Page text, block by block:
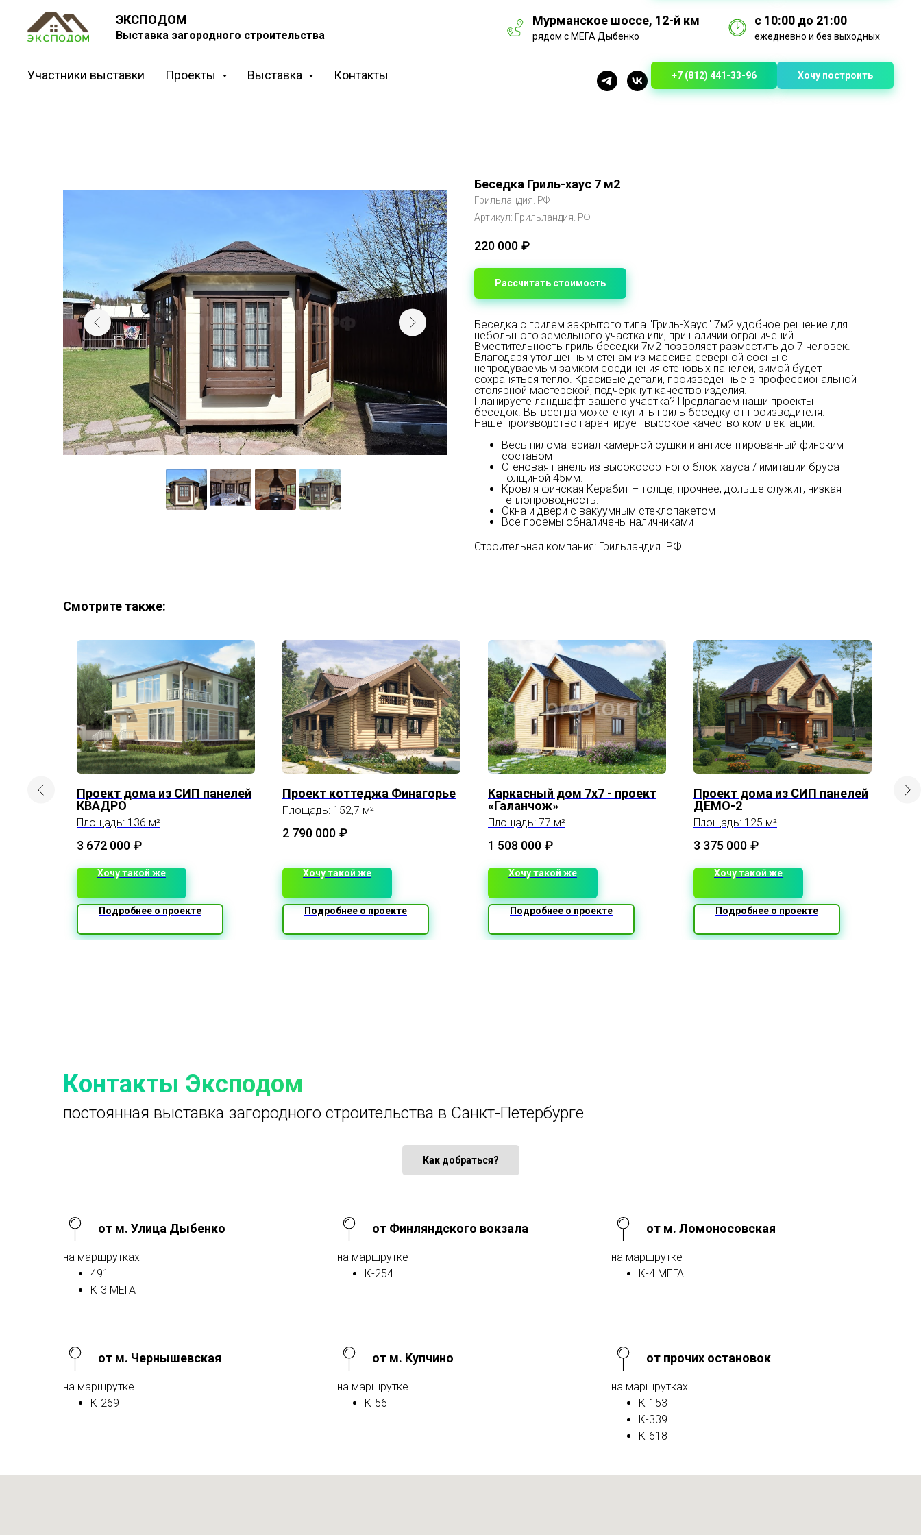
ЭКСПОДОМ
Выставка загородного строительства
Мурманское шоссе, 12-й км
рядом с МЕГА Дыбенко
с 10:00 до 21:00
ежедневно и без выходных
Участники выставки Проекты Выставка Контакты +7 (812) 441-33-96 Хочу построить
Беседка Гриль-хаус 7 м2
Грильландия. РФ
Артикул: Грильландия. РФ
220 000 ₽
Рассчитать стоимость
Беседка с грилем закрытого типа "Гриль-Хаус" 7м2 удобное решение для
небольшого земельного участка или, при наличии ограничений.
Вместительность гриль беседки 7м2 позволяет разместить до 7 человек.
Благодаря утолщенным стенам из массива северной сосны с
непродуваемым замком соединения стеновых панелей, зимой будет
сохраняться тепло. Красивые детали, произведенные в профессиональной
столярной мастерской, подчеркнут качество изделия.
Планируете ландшафт вашего участка? Предлагаем наши проекты
беседок. Вы всегда можете купить гриль беседку от производителя.
Наше производство гарантирует высокое качество комплектации:
Весь пиломатериал камерной сушки и антисептированный финским
составом
Стеновая панель из высокосортного блок-хауса / имитации бруса
толщиной 45мм.
Кровля финская Керабит – толще, прочнее, дольше служит, низкая
теплопроводность.
Окна и двери с вакуумным стеклопакетом
Все проемы обналичены наличниками
Строительная компания: Грильландия. РФ
Смотрите также:
Проект дома из СИП панелей
КВАДРО
Площадь: 136 м²
3 672 000 ₽
Хочу такой же
Подробнее о проекте
Проект коттеджа Финагорье
Площадь: 152,7 м²
2 790 000 ₽
Хочу такой же
Подробнее о проекте
Каркасный дом 7х7 - проект
«Галанчож»
Площадь: 77 м²
1 508 000 ₽
Хочу такой же
Подробнее о проекте
Проект дома из СИП панелей
ДЕМО-2
Площадь: 125 м²
3 375 000 ₽
Хочу такой же
Подробнее о проекте
Контакты Эксподом
постоянная выставка загородного строительства в Санкт-Петербурге
Как добраться?
от м. Улица Дыбенко
на маршрутках
491
К-3 МЕГА
от Финляндского вокзала
на маршрутке
К-254
от м. Ломоносовская
на маршрутке
К-4 МЕГА
от м. Чернышевская
на маршрутке
К-269
от м. Купчино
на маршрутке
К-56
от прочих остановок
на маршрутках
К-153
К-339
К-618